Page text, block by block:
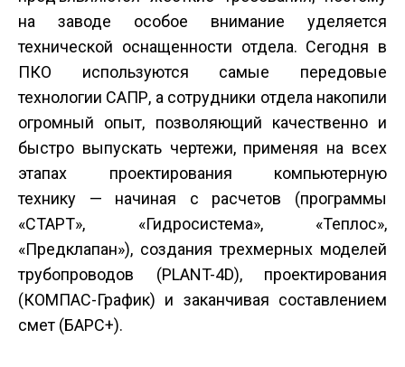
на заводе особое внимание уделяется
технической оснащенности отдела. Сегодня в
ПКО используются самые передовые
технологии САПР, а сотрудники отдела накопили
огромный опыт, позволяющий качественно и
быстро выпускать чертежи, применяя на всех
этапах проектирования компьютерную
технику — начиная с расчетов (программы
«СТАРТ», «Гидросистема», «Теплос»,
«Предклапан»), создания трехмерных моделей
трубопроводов (PLANT-4D), проектирования
(КОМПАС-График) и заканчивая составлением
смет (БАРС+).